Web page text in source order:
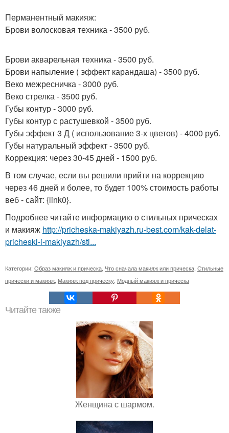
Перманентный макияж:
Брови волосковая техника - 3500 руб.
Брови акварельная техника - 3500 руб.
Брови напыление ( эффект карандаша) - 3500 руб.
Веко межресничка - 3000 руб.
Веко стрелка - 3500 руб.
Губы контур - 3000 руб.
Губы контур с растушевкой - 3500 руб.
Губы эффект 3 Д ( использование 3-х цветов) - 4000 руб.
Губы натуральный эффект - 3500 руб.
Коррекция: через 30-45 дней - 1500 руб.
В том случае, если вы решили прийти на коррекцию
через 46 дней и более, то будет 100% стоимость работы
веб - сайт: {link0}.
Подробнее читайте информацию о стильных прическах
и макияж http://pricheska-makiyazh.ru-best.com/kak-delat-
pricheski-i-makiyazh/sti...
Категории: Образ макияж и прическа, Что сначала макияж или прическа, Стильные
прически и макияж, Макияж под прическу, Модный макияж и прическа
Читайте также
Женщина с шармом.